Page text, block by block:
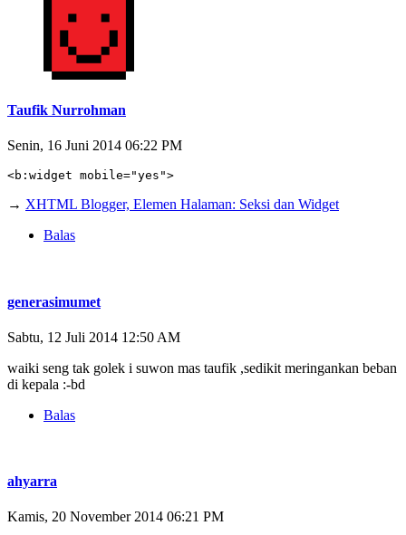
Taufik Nurrohman
Senin, 16 Juni 2014 06:22 PM
<b:widget mobile="yes">
→ XHTML Blogger, Elemen Halaman: Seksi dan Widget
Balas
generasimumet
Sabtu, 12 Juli 2014 12:50 AM
waiki seng tak golek i suwon mas taufik ,sedikit meringankan beban
di kepala :-bd
Balas
ahyarra
Kamis, 20 November 2014 06:21 PM